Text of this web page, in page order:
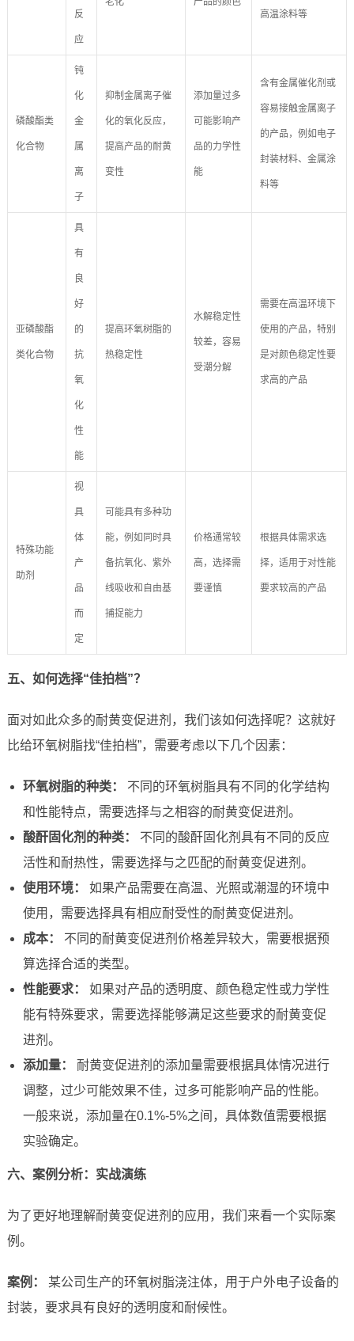
反
应
高温涂料等
磷酸酯类
化合物
钝
化
金
属
离
子
抑制金属离子催
化的氧化反应，
提高产品的耐黄
变性
添加量过多
可能影响产
品的力学性
能
含有金属催化剂或
容易接触金属离子
的产品，例如电子
封装材料、金属涂
料等
亚磷酸酯
类化合物
具
有
良
好
的
抗
氧
化
性
能
提高环氧树脂的
热稳定性
水解稳定性
较差，容易
受潮分解
需要在高温环境下
使用的产品，特别
是对颜色稳定性要
求高的产品
特殊功能
助剂
视
具
体
产
品
而
定
可能具有多种功
能，例如同时具
备抗氧化、紫外
线吸收和自由基
捕捉能力
价格通常较
高，选择需
要谨慎
根据具体需求选
择，适用于对性能
要求较高的产品
五、如何选择“佳拍档”？
面对如此众多的耐黄变促进剂，我们该如何选择呢？这就好
比给环氧树脂找“佳拍档”，需要考虑以下几个因素：
环氧树脂的种类：
不同的环氧树脂具有不同的化学结构
和性能特点，需要选择与之相容的耐黄变促进剂。
酸酐固化剂的种类：
不同的酸酐固化剂具有不同的反应
活性和耐热性，需要选择与之匹配的耐黄变促进剂。
使用环境：
如果产品需要在高温、光照或潮湿的环境中
使用，需要选择具有相应耐受性的耐黄变促进剂。
成本：
不同的耐黄变促进剂价格差异较大，需要根据预
算选择合适的类型。
性能要求：
如果对产品的透明度、颜色稳定性或力学性
能有特殊要求，需要选择能够满足这些要求的耐黄变促
进剂。
添加量：
耐黄变促进剂的添加量需要根据具体情况进行
调整，过少可能效果不佳，过多可能影响产品的性能。
一般来说，添加量在0.1%-5%之间，具体数值需要根据
实验确定。
六、案例分析：实战演练
为了更好地理解耐黄变促进剂的应用，我们来看一个实际案
例。
案例：
某公司生产的环氧树脂浇注体，用于户外电子设备的
封装，要求具有良好的透明度和耐候性。